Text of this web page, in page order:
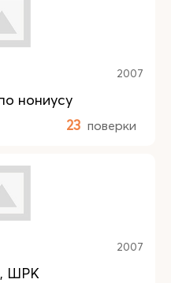
2007
нониусу
23 поверки
2007
ШРК